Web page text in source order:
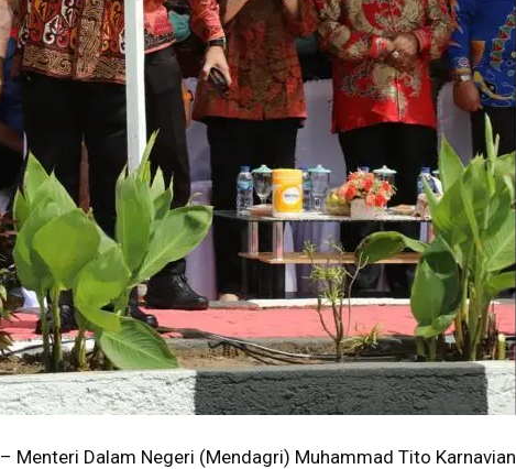
– Menteri Dalam Negeri (Mendagri) Muhammad Tito Karnavian